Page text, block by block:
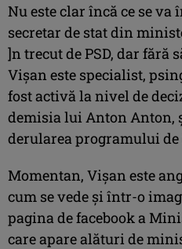
Nu este clar încă ce se
secretar de stat din
]n trecut de PSD, dar fără
Vişan este specialist,
fost activă la nivel de
demisia lui Anton Anton,
derularea programului
Momentan, Vişan este
cum se vede şi într-o
pagina de facebook a
care apare alături de